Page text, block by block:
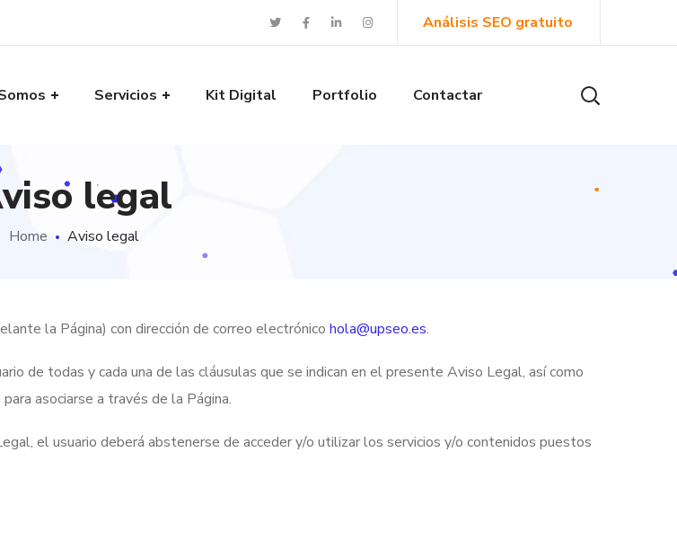
Análisis SEO gratuito
Servicios Kit Digital Portfolio Contactar
legal
Home Aviso legal
la Página) con dirección de correo electrónico hola@upseo.es.
de todas y cada una de las cláusulas que se indican en el presente Aviso Legal, así como
asociarse a través de la Página.
el usuario deberá abstenerse de acceder y/o utilizar los servicios y/o contenidos puestos